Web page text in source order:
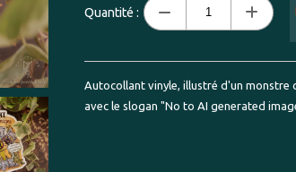
Quantité :
Autocollant vinyle, illustré d'un monstre
avec le slogan "No to AI generated